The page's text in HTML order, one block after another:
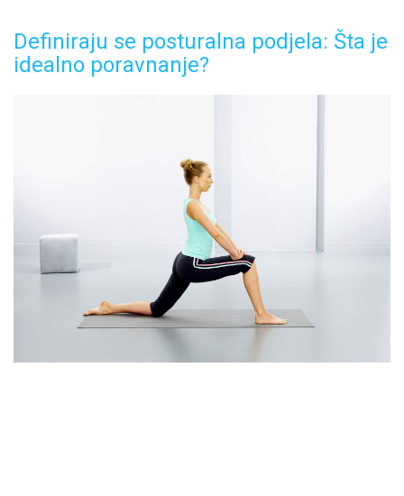
Definiraju se posturalna podjela: Šta je
idealno poravnanje?